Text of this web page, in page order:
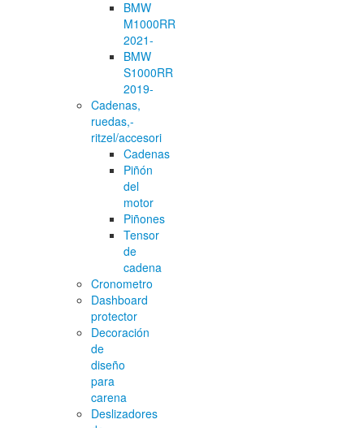
BMW
M1000RR
2021-
BMW
S1000RR
2019-
Cadenas,
ruedas,-
ritzel/accesori
Cadenas
Piñón
del
motor
Piñones
Tensor
de
cadena
Cronometro
Dashboard
protector
Decoración
de
diseño
para
carena
Deslizadores